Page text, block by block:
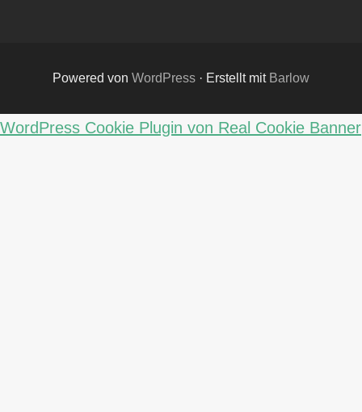
Powered von WordPress · Erstellt mit Barlow
WordPress Cookie Plugin von Real Cookie Banner